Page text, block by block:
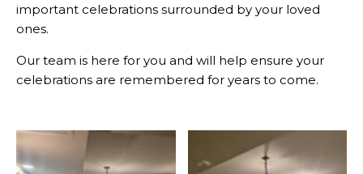
important celebrations surrounded by your loved
ones.
Our team is here for you and will help ensure your
celebrations are remembered for years to come.